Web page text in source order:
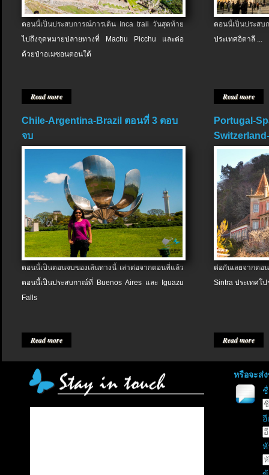
ตอนนี้เป็นประสบการณ์การเดิน Inca trail วันสุดท้าย
ไปถึงจุดหมายปลายทางที่ Machu Picchu และต่อ
ด้วยป่าอเมซอนตอนใต้
Read more
ตอนนี้เป็นประส
ประเทศอิตาลี ...
Read more
Chile-Argentina-Brazil ตอนที่ 3 ตอบ
จบ
ตอนนี้เป็นตอนจบของเส้นทางนี้ เล่าต่อจากตอนที่แล้ว
ตอนนี้เป็นประสบกาณ์ที่ Buenos Aires และ Iguazu
Falls
Read more
Portugal-
ต่อกันเลยจากต
Sintra ประเทศโป
Read more
หรือจะส่
อี
หั